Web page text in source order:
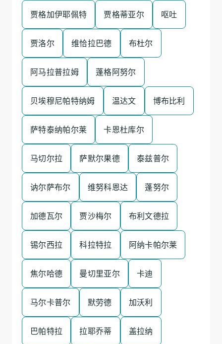
贾格加伊耶佩特 贾格蒂亚尔 呕吐
贾洛尔 维恰拉巴德 布杜尔
阿马拉普拉姆 蓬格阿努尔
贝埃穆尼帕特纳姆 温达文 博布比利
萨特泰纳帕尔莱 卡恩杜库尔
马切尔拉 萨默尔果德 泰兹普尔
讷尔萨布尔 维努科恩达 蓬努尔
加德瓦尔 贾沙梅尔 布利文德拉
锡尔西拉 科拉特拉 阿纳卡帕尔莱
焦尔哈德 曼切里亚尔 卡迪
马尔卡普尔 默劳德 加沃利
巴帕特拉 拉耶乔蒂 盖拉纳